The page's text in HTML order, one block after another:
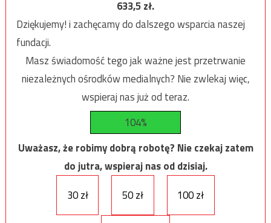
633,5zł.
Dziękujemy! i zachęcamy do dalszego wsparcia naszej
fundacji.
Masz świadomość tego jak ważne jest przetrwanie
niezależnych ośrodków medialnych? Nie zwlekaj więc,
wspieraj nas już od teraz.
104%
Uważasz, że robimy dobrą robotę? Nie czekaj zatem
do jutra, wspieraj nas od dzisiaj.
30 zł
50 zł 100 zł